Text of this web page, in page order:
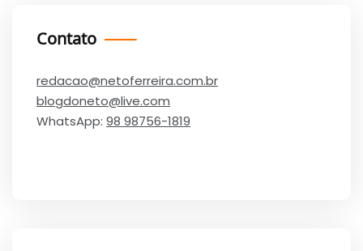
Contato
redacao@netoferreira.com.br
blogdoneto@live.com
WhatsApp: 98 98756-1819